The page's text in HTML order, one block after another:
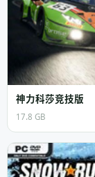
神力科莎竞技版
17.8 GB